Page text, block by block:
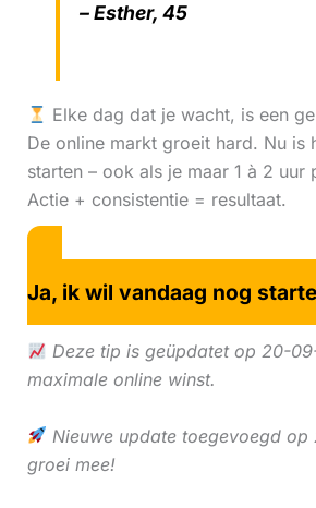
– Esther, 45
Elke dag dat je wacht, is een
De online markt groeit hard. Nu is
starten – ook als je maar 1 à 2 uur
Actie + consistentie = resultaat.
Ja, ik wil vandaag nog
Deze tip is geüpdatet op 20-
maximale online winst.
Nieuwe update toegevoegd op
groei mee!